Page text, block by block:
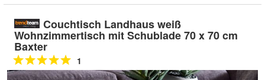
Couchtisch Landhaus weiß
Wohnzimmertisch mit Schublade 70 x 70 cm
Baxter
1